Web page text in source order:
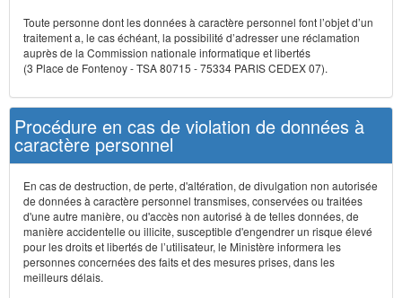
Toute personne dont les données à caractère personnel font l’objet d’un
traitement a, le cas échéant, la possibilité d’adresser une réclamation
auprès de la Commission nationale informatique et libertés
(3 Place de Fontenoy - TSA 80715 - 75334 PARIS CEDEX 07).
Procédure en cas de violation de données à
caractère personnel
En cas de destruction, de perte, d'altération, de divulgation non autorisée
de données à caractère personnel transmises, conservées ou traitées
d'une autre manière, ou d'accès non autorisé à de telles données, de
manière accidentelle ou illicite, susceptible d'engendrer un risque élevé
pour les droits et libertés de l’utilisateur, le Ministère informera les
personnes concernées des faits et des mesures prises, dans les
meilleurs délais.